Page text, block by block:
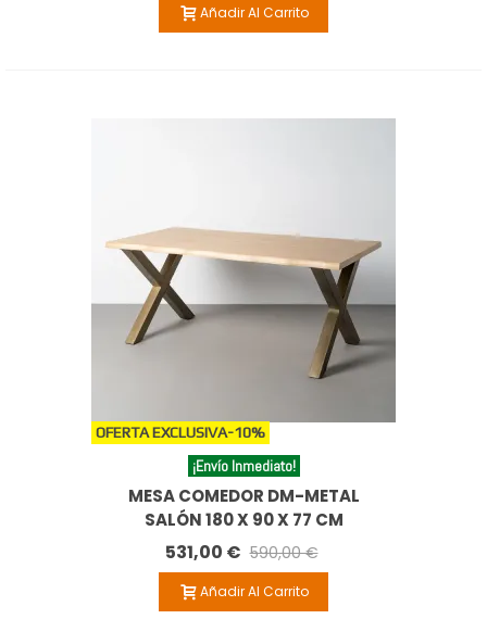
Añadir Al Carrito
OFERTA EXCLUSIVA-10%
¡Envío Inmediato!
MESA COMEDOR DM-METAL
SALÓN 180 X 90 X 77 CM
531,00 € 590,00 €
Añadir Al Carrito